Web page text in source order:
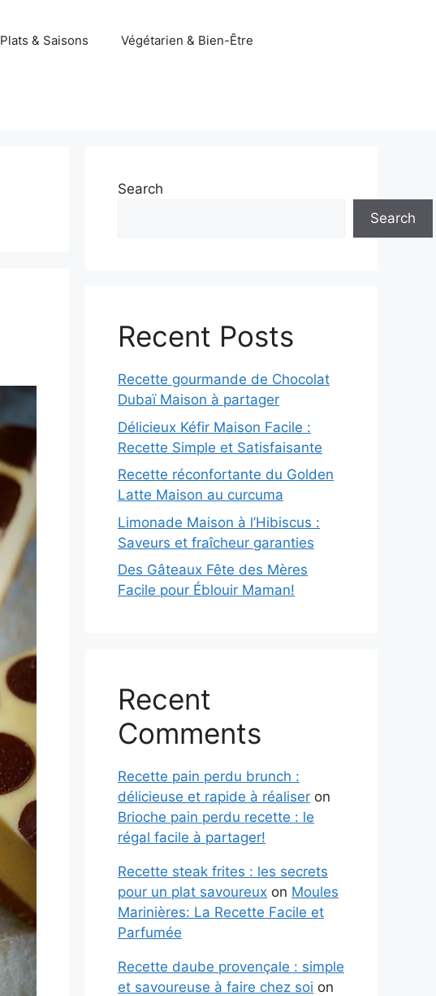
Plats & Saisons Végétarien & Bien-Être
Search
Search
Recent Posts
Recette gourmande de Chocolat
Dubaï Maison à partager
Délicieux Kéfir Maison Facile :
Recette Simple et Satisfaisante
Recette réconfortante du Golden
Latte Maison au curcuma
Limonade Maison à l’Hibiscus :
Saveurs et fraîcheur garanties
Des Gâteaux Fête des Mères
Facile pour Éblouir Maman!
Recent
Comments
Recette pain perdu brunch :
délicieuse et rapide à réaliser on
Brioche pain perdu recette : le
régal facile à partager!
Recette steak frites : les secrets
pour un plat savoureux on Moules
Marinières: La Recette Facile et
Parfumée
Recette daube provençale : simple
et savoureuse à faire chez soi on